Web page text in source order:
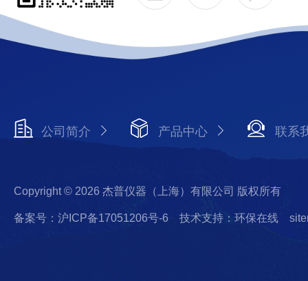
公司简介 产品中心 联系
Copyright © 2026 杰普仪器（上海）有限公司 版权所有
备案号：沪ICP备17051206号-6 技术支持：环保在线